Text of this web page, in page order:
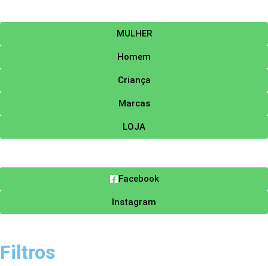
MULHER
Homem
Criança
Marcas
LOJA
Facebook
Instagram
Filtros